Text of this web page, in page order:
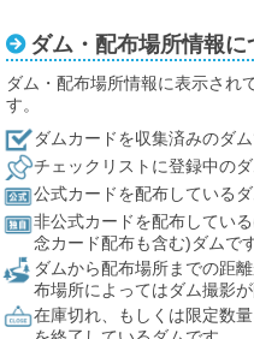
ダム・配布場所情報に
ダム・配布場所情報に表示され
す。
ダムカードを収集済みのダ
チェックリストに登録中の
公式カードを配布しているダ
非公式カードを配布してい
念カード配布も含む)ダムです
ダムから配布場所までの距
布場所によってはダム撮影
在庫切れ、もしくは限定数